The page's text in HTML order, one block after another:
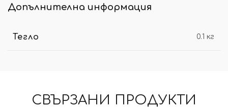
Допълнителна информация
Тегло 0.1 кг
СВЪРЗАНИ ПРОДУКТИ